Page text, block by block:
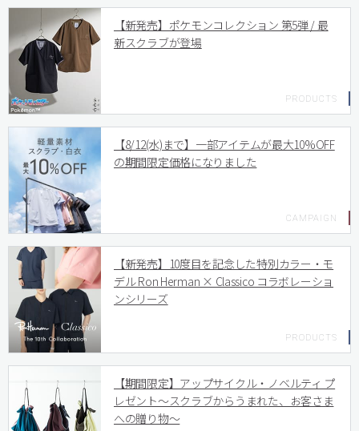
【新発売】ポケモンコレクション 第5弾 / 最
新スクラブが登場
【8/12(水)まで】一部アイテムが最大10%OFF
の期間限定価格になりました
【新発売】10度目を記念した特別カラー・モ
デル Ron Herman × Classico コラボレーショ
ンシリーズ
【期間限定】アップサイクル・ノベルティ プ
レゼント〜スクラブからうまれた、お客さま
への贈り物〜